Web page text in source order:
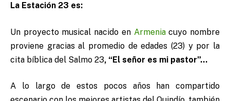
La Estación 23 es:
Un proyecto musical nacido en Armeniacuyo nombre
proviene gracias al promedio de edades (23) y por la
cita bíblica del Salmo 23, “El señor es mi pastor”…
A lo largo de estos pocos años han compartido